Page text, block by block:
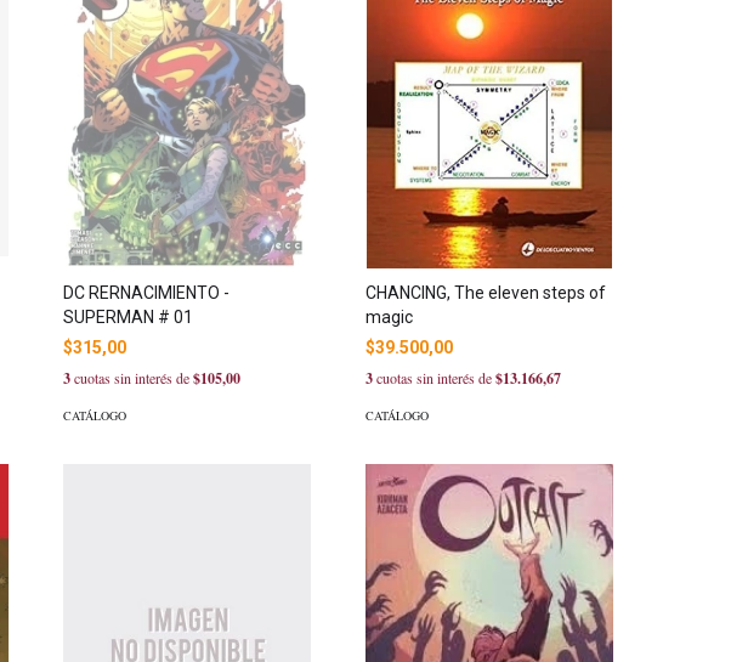
DC RERNACIMIENTO -
SUPERMAN # 01
$315,00
3cuotas sin interés de$105,00
CATÁLOGO
CHANCING, The eleven steps of
magic
$39.500,00
3cuotas sin interés de$13.166,67
CATÁLOGO